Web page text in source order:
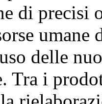
di precisi
umane
delle
Tra i